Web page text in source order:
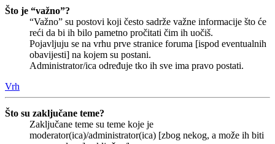
Što je “važno”?
“Važno” su postovi koji često sadrže važne informacije što će
reći da bi ih bilo pametno pročitati čim ih uočiš.
Pojavljuju se na vrhu prve stranice foruma [ispod eventualnih
obavijesti] na kojem su postani.
Administrator/ica određuje tko ih sve ima pravo postati.
Vrh
Što su zaključane teme?
Zaključane teme su teme koje je
moderator(ica)/administrator(ica) [zbog nekog, a može ih biti